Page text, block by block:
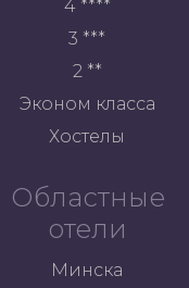
4 ****
3 ***
2 **
Эконом класса
Хостелы
Областные
отели
Минска